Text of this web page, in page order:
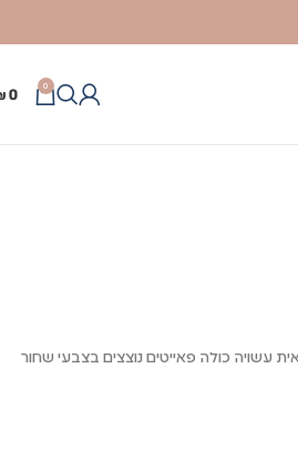
0
0
כולה פאייטים נוצצים בצבעי שחור